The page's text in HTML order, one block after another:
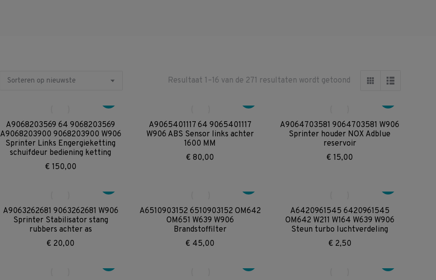
Resultaat 1–16 van de 271 resultaten wordt getoond Gesorteerd
A9068203569 64 9068203569
A9068203900 9068203900 W906
Sprinter Links Engergieketting
schuifdeur bediening ketting
€ 150,00
A9065401117 64 9065401117
W906 ABS Sensor links achter
1600 MM
€ 80,00
A9064703581 9064703581 W906
Sprinter houder NOX Adblue
reservoir
€ 15,00
A9063262681 9063262681 W906
Sprinter Stabilisator stang
rubbers achter as
€ 20,00
A6510903152 6510903152 OM642
OM651 W639 W906
Brandstoffilter
€ 45,00
A6420961545 6420961545
OM642 W211 W164 W639 W906
Steun turbo luchtverdeling
€ 2,50